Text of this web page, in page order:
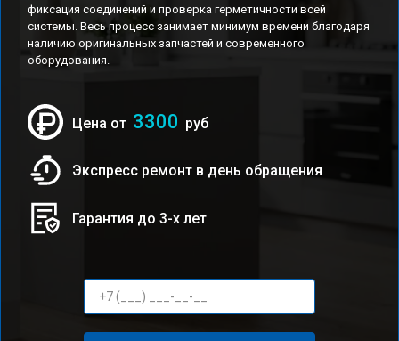
фиксация соединений и проверка герметичности всей
системы. Весь процесс занимает минимум времени благодаря
наличию оригинальных запчастей и современного
оборудования.
Цена от 3300 руб
Экспресс ремонт в день обращения
Гарантия до 3-х лет